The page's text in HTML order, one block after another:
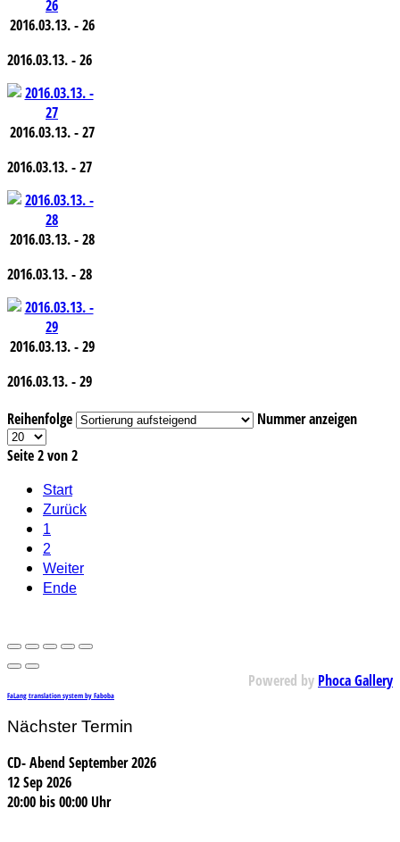
2016.03.13. - 26
2016.03.13. - 26
2016.03.13. - 27
2016.03.13. - 27
2016.03.13. - 28
2016.03.13. - 28
2016.03.13. - 29
2016.03.13. - 29
Reihenfolge
Nummer anzeigen
Seite 2 von 2
Start
Zurück
1
2
Weiter
Ende
Powered by Phoca Gallery
FaLang translation system by Faboba
Nächster Termin
CD- Abend September 2026
12 Sep 2026
20:00bis00:00 Uhr